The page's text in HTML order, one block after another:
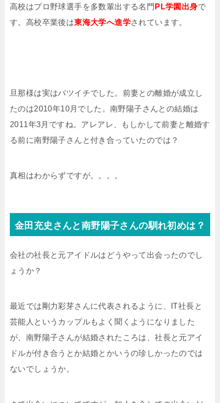
高校はプロ野球選手を多数輩出する名門 PL学園出身で
す。高校卒業後は東海大学へ進学されています。
旦那様は実はバツイチでした。前妻との離婚が成立し
たのは2010年10月でした。南野陽子さんとの結婚は
2011年3月ですね。アレアレ、もしかして前妻と離婚す
る前に南野陽子さんと付き合っていたのでは？
真相はわからずですが。。。。
金田充史さんと南野陽子さんの馴れ初めは？
会社の社長と元アイドルはどうやって出会ったのでし
ょうか？
最近では剛力彩芽さんに代表されるように、IT社長と
芸能人というカップルもよく聞くようになりました
が、南野陽子さんが結婚されたころは、社長と元アイ
ドルが付き合うとか結婚とかいうの珍しかったのでは
ないでしょうか。